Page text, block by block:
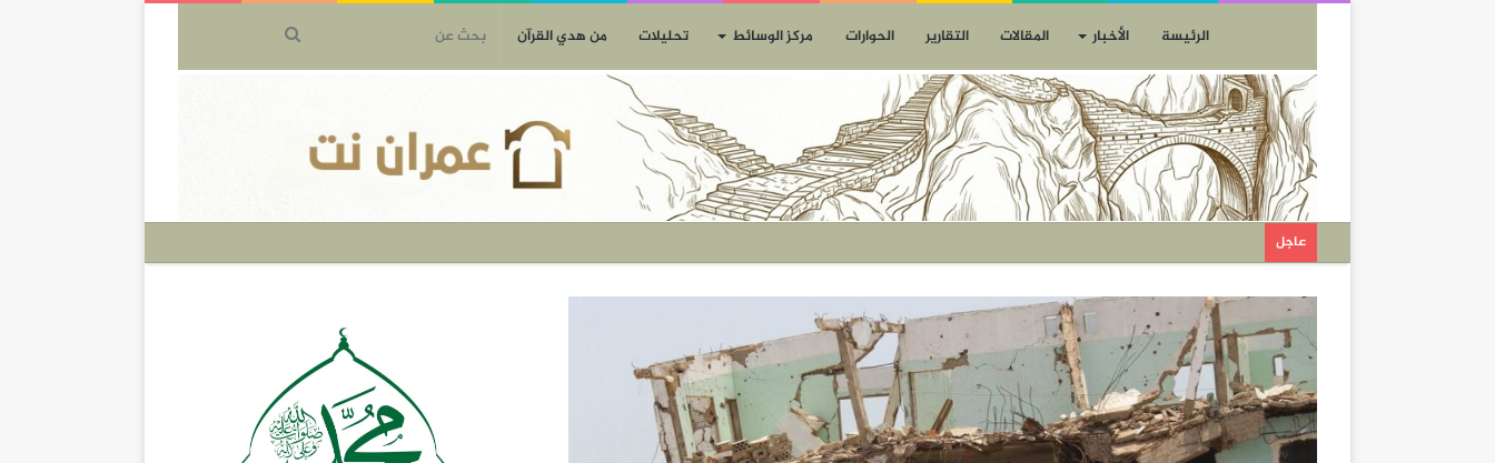
الرئيسة الأخبار المقالات التقارير الحوارات مركز الوسائط تحليلات من هدي القرآن
عاجل